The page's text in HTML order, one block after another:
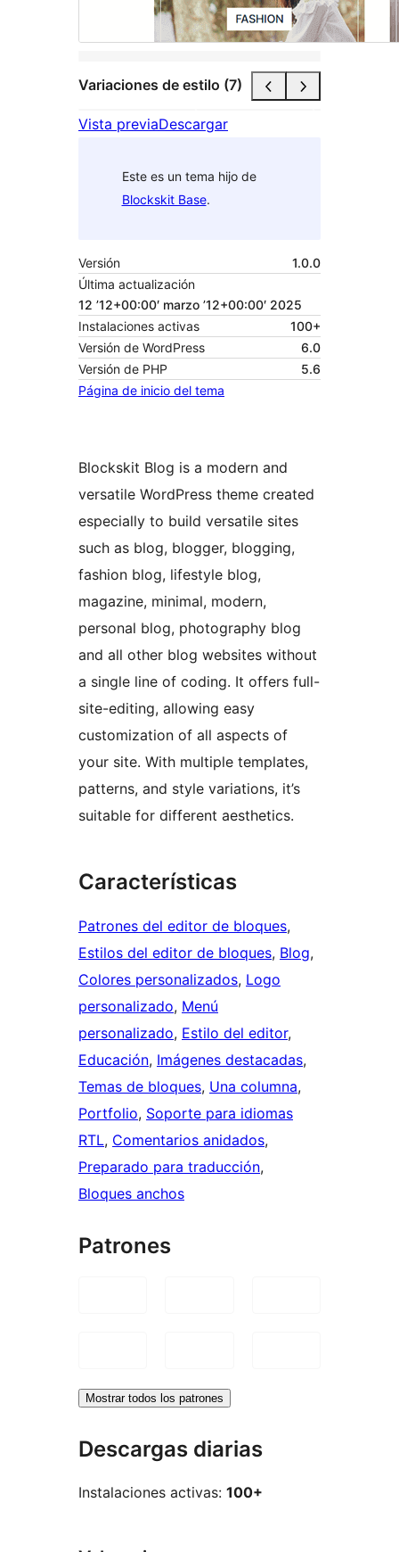
Variaciones de estilo (7)
Vista previaDescargar
Este es un tema hijo de
Blockskit Base.
Versión
1.0.0
Última actualización
12 ’12+00:00′ marzo ’12+00:00′ 2025
Instalaciones activas
100+
Versión de WordPress
6.0
Versión de PHP
5.6
Página de inicio del tema
Blockskit Blog is a modern and
versatile WordPress theme created
especially to build versatile sites
such as blog, blogger, blogging,
fashion blog, lifestyle blog,
magazine, minimal, modern,
personal blog, photography blog
and all other blog websites without
a single line of coding. It offers full-
site-editing, allowing easy
customization of all aspects of
your site. With multiple templates,
patterns, and style variations, it’s
suitable for different aesthetics.
Características
Patrones del editor de bloques
Estilos del editor de bloques, Blog
Colores personalizados, Logo
personalizado, Menú
personalizado, Estilo del editor
Educación, Imágenes destacadas
Temas de bloques, Una columna
Portfolio, Soporte para idiomas
RTL, Comentarios anidados
Preparado para traducción
Bloques anchos
Patrones
Mostrar todos los patrones
Descargas diarias
Instalaciones activas: 100+